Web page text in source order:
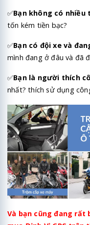
✅Bạn không có nhiều
tốn kém tiền bạc?
✅Bạn có đội xe và
mình đang ở đâu và đã
✅Bạn là người thích
nhất? thích sử dụng
Và bạn cũng đang rất